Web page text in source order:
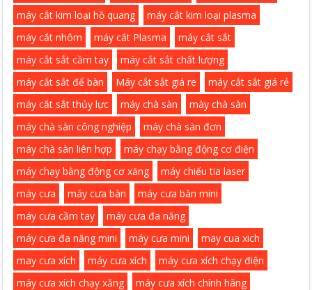
máy cắt kim loại hồ quang
máy cắt kim loại plasma
máy cắt nhôm
máy cắt Plasma
máy cắt sắt
máy cắt sắt cầm tay
máy cắt sắt chất lượng
máy cắt sắt để bàn
Máy cắt sắt giá re
máy cắt sắt giá rẻ
máy cắt sắt thủy lực
máy chà sàn
mày chà sàn
máy chà sàn công nghiệp
máy chà sàn đơn
máy chà sàn liên hợp
máy chạy bằng động cơ điện
máy chạy bằng động cơ xăng
máy chiếu tia laser
máy cưa
máy cưa bàn
máy cưa bàn mini
máy cưa cầm tay
máy cưa đa năng
máy cưa đa năng mini
máy cưa mini
may cua xich
may cưa xích
máy cưa xích
máy cưa xích chạy điện
máy cưa xích chạy xăng
máy cưa xích chính hãng